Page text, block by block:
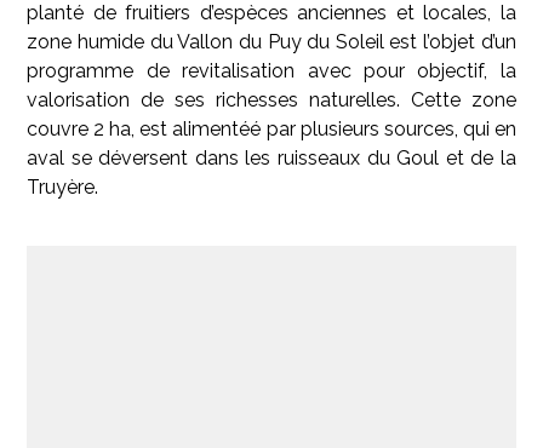
planté de fruitiers d’espèces anciennes et locales, la
zone humide du Vallon du Puy du Soleil est l’objet d’un
programme de revitalisation avec pour objectif, la
valorisation de ses richesses naturelles. Cette zone
couvre 2 ha, est alimentéé par plusieurs sources, qui en
aval se déversent dans les ruisseaux du Goul et de la
Truyère.